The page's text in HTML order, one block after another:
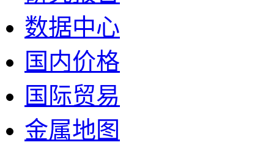
数据中心
国内价格
国际贸易
金属地图